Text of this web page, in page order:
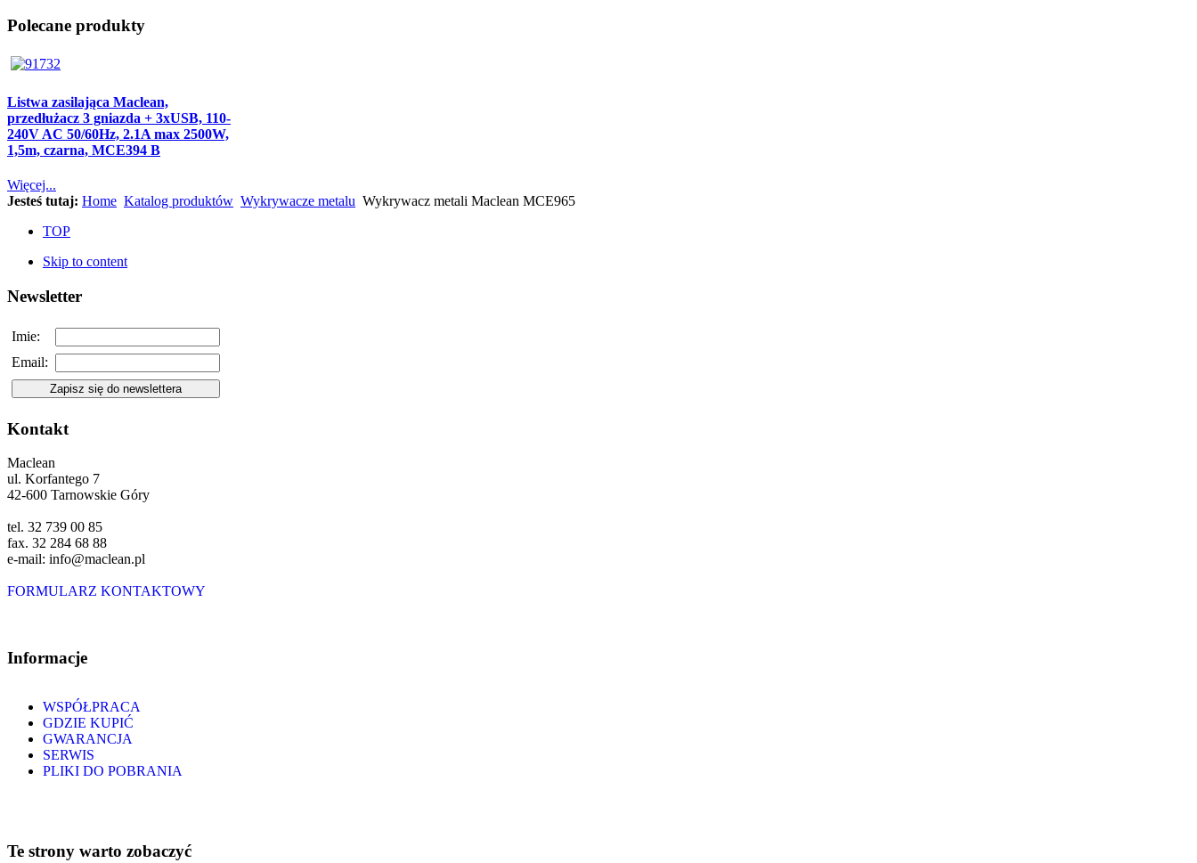
Polecane produkty
Listwa zasilająca Maclean,
przedłużacz 3 gniazda + 3xUSB, 110-
240V AC 50/60Hz, 2.1A max 2500W,
1,5m, czarna, MCE394 B
Więcej...
Jesteś tutaj: Home Katalog produktów Wykrywacze metalu Wykrywacz metali Maclean MCE965
TOP
Skip to content
Newsletter
Imie:
Email:
Kontakt
Maclean
ul. Korfantego 7
42-600 Tarnowskie Góry
tel. 32 739 00 85
fax. 32 284 68 88
e-mail: info@maclean.pl
FORMULARZ KONTAKTOWY
Informacje
WSPÓŁPRACA
GDZIE KUPIĆ
GWARANCJA
SERWIS
PLIKI DO POBRANIA
Te strony warto zobaczyć